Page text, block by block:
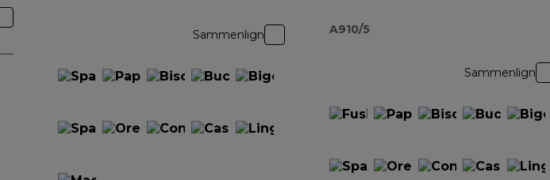
Sammenlign A910/5
Sammenlign